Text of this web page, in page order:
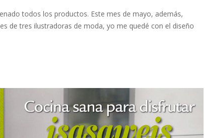
todos los productos. Este mes de mayo, además,
de tres ilustradoras de moda, yo me quedé con el diseño